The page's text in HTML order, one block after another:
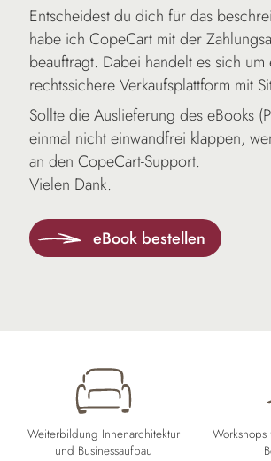
Entscheidest du dich für das
habe ich CopeCart mit der
beauftragt. Dabei handelt es sich um
rechtssichere Verkaufsplattform mit
Sollte die Auslieferung des eBooks
einmal nicht einwandfrei klappen,
an den CopeCart-Support.
Vielen Dank.
eBook bestellen
Weiterbildung Innenarchitektur
und Businessaufbau